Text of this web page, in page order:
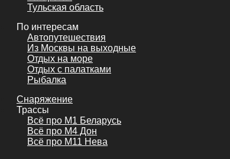
Тульская область
По интересам
Автопутешествия
Из Москвы на выходные
Отдых на море
Отдых с палатками
Рыбалка
Снаряжение
Трассы
Всё про М1 Беларусь
Всё про М4 Дон
Всё про М11 Нева